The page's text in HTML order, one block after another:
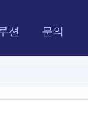
션 문의